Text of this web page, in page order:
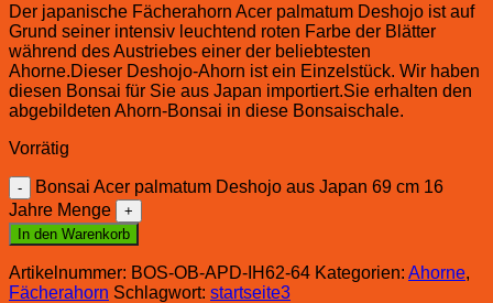
Der japanische Fächerahorn Acer palmatum Deshojo ist auf
Grund seiner intensiv leuchtend roten Farbe der Blätter
während des Austriebes einer der beliebtesten
Ahorne.Dieser Deshojo-Ahorn ist ein Einzelstück. Wir haben
diesen Bonsai für Sie aus Japan importiert.Sie erhalten den
abgebildeten Ahorn-Bonsai in diese Bonsaischale.
Vorrätig
Bonsai Acer palmatum Deshojo aus Japan 69 cm 16
Jahre Menge
In den Warenkorb
Artikelnummer: BOS-OB-APD-IH62-64 Kategorien: Ahorne,
Fächerahorn Schlagwort: startseite3